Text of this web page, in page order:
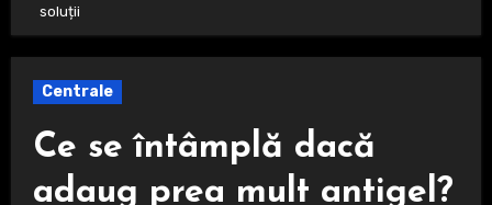
soluții
Centrale
Ce se întâmplă dacă
adaug prea mult antigel?